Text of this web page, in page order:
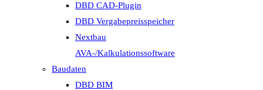
DBD CAD-Plugin
DBD Vergabepreisspeicher
Nextbau
AVA-/Kalkulationssoftware
Baudaten
DBD BIM